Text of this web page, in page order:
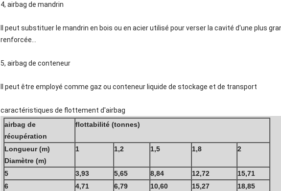
4, airbag de mandrin
Il peut substituer le mandrin en bois ou en acier utilisé pour verser la cavité d'une plus
renforcée…
5, airbag de conteneur
Il peut être employé comme gaz ou conteneur liquide de stockage et de transport
caractéristiques de flottement d'airbag
airbag de
récupération
flottabilité (tonnes)
Longueur (m)
Diamètre (m)
1 1,2 1,5 1,8 2
5 3,93 5,65 8,84 12,72
15,71
6
4,71 6,79 10,60 15,27
18,85